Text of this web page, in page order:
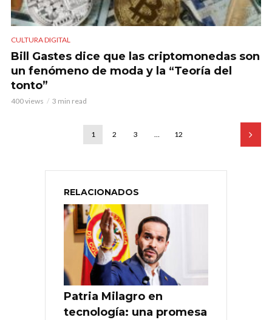
CULTURA DIGITAL
Bill Gastes dice que las criptomonedas son
un fenómeno de moda y la “Teoría del
tonto”
400 views 3 min read
1 2 3 … 12
RELACIONADOS
Patria Milagro en
tecnología: una promesa